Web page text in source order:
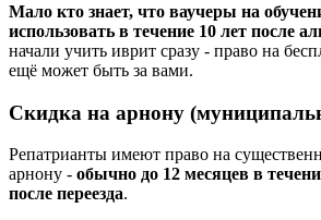
Мало кто знает, что ваучеры на
использовать в течение 10 лет после
начали учить иврит сразу - право на
ещё может быть за вами.
Скидка на арнону
Репатрианты имеют право на
арнону - обычно до 12 месяцев в
после переезда.